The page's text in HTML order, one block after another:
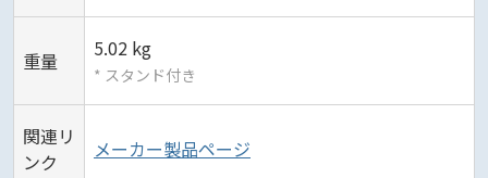
重量 5.02 kg
* スタンド付き
関連リ
ンク
メーカー製品ページ